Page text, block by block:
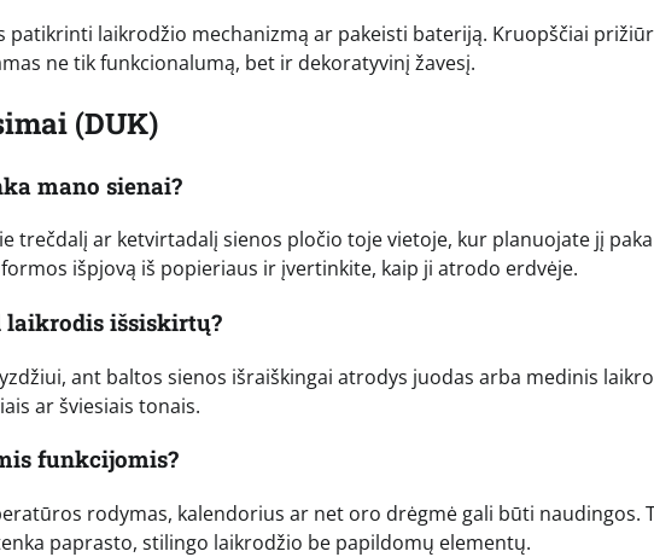
patikrinti laikrodžio mechanizmą ar pakeisti bateriją. Kruopščiai
ne tik funkcionalumą, bet ir dekoratyvinį žavesį.
(DUK)
mano sienai?
trečdalį ar ketvirtadalį sienos pločio toje vietoje, kur planuojate jį
išpjovą iš popieriaus ir įvertinkite, kaip ji atrodo erdvėje.
išsiskirtų?
ant baltos sienos išraiškingai atrodys juodas arba medinis
ar šviesiais tonais.
funkcijomis?
rodymas, kalendorius ar net oro drėgmė gali būti naudingos.
paprasto, stilingo laikrodžio be papildomų elementų.